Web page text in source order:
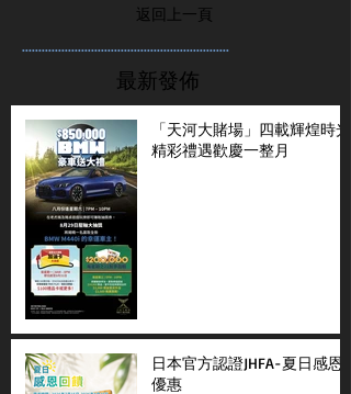
返回上一頁
...............................................................
最新發佈
「天河大賭場」四載輝煌時光
精彩禮遇歡慶一整月
日本官方認證JHFA-夏日感恩
優惠